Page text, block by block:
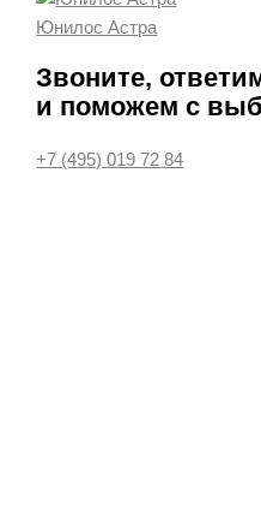
Юнилос Астра
Звоните,
и поможем с
+7 (495) 019 72 84